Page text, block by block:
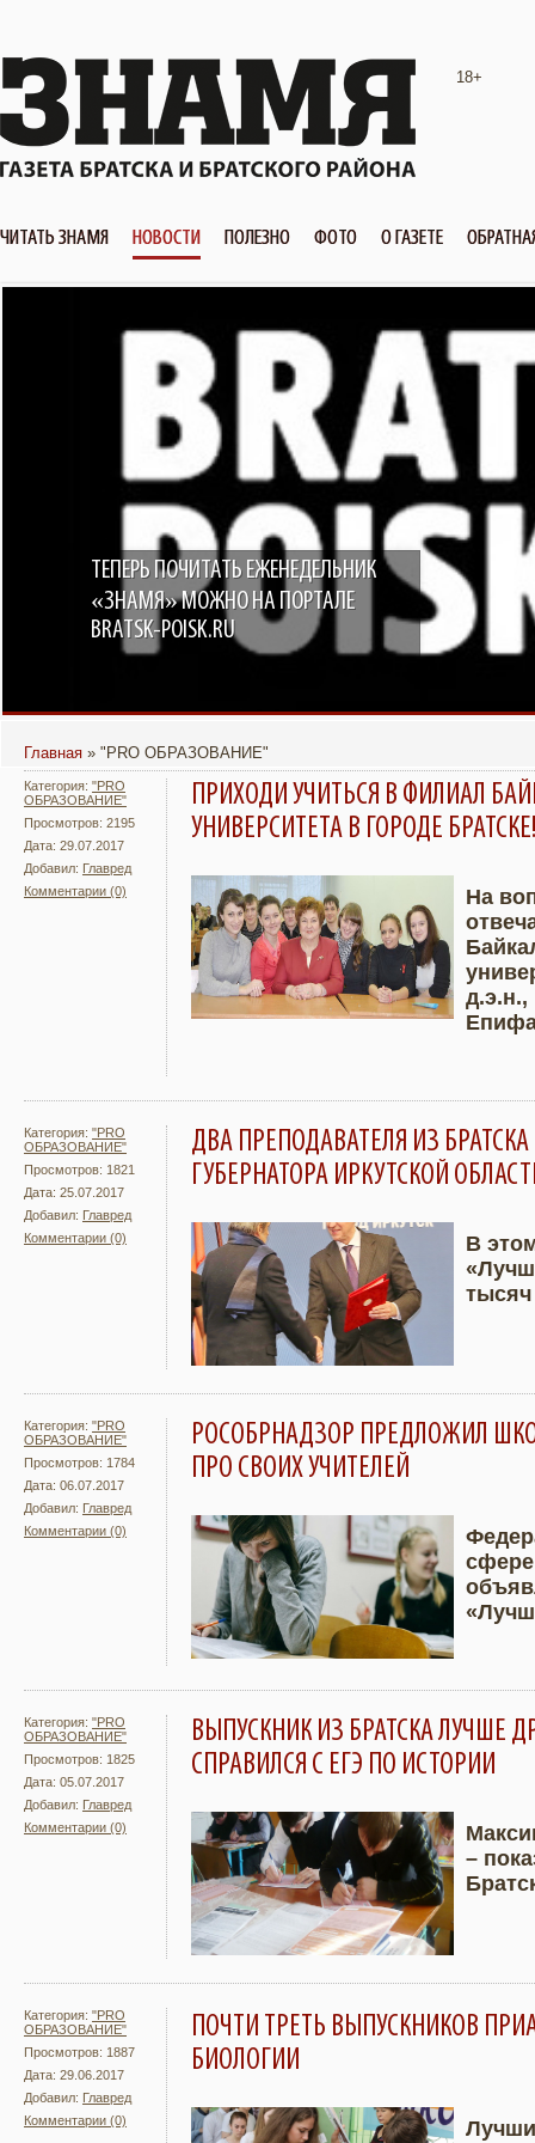
18+
ЧИТАТЬ ЗНАМЯ НОВОСТИ ПОЛЕЗНО ФОТО О ГАЗЕТЕ
ТЕПЕРЬ ПОЧИТАТЬ ЕЖЕНЕДЕЛЬНИК
«ЗНАМЯ» МОЖНО НА ПОРТАЛЕ
BRATSK-POISK.RU
Главная » "PRO ОБРАЗОВАНИЕ"
Категория: "PRO
ОБРАЗОВАНИЕ"
Просмотров: 2195
Дата: 29.07.2017
Добавил: Главред
Комментарии (0)
ПРИХОДИ УЧИТЬСЯ В ФИЛИАЛ
УНИВЕРСИТЕТА В ГОРОДЕ БРАТСКЕ!
Подробнее
На
Категория: "PRO
ОБРАЗОВАНИЕ"
Просмотров: 1821
Дата: 25.07.2017
Добавил: Главред
Комментарии (0)
ДВА ПРЕПОДАВАТЕЛЯ ИЗ
ГУБЕРНАТОРА ИРКУТСКОЙ
Подробнее
В
Категория: "PRO
ОБРАЗОВАНИЕ"
Просмотров: 1784
Дата: 06.07.2017
Добавил: Главред
Комментарии (0)
РОСОБРНАДЗОР ПРЕДЛОЖИЛ
ПРО СВОИХ УЧИТЕЛЕЙ
Подробнее
сфере
Категория: "PRO
ОБРАЗОВАНИЕ"
Просмотров: 1825
Дата: 05.07.2017
Добавил: Главред
Комментарии (0)
ВЫПУСКНИК ИЗ БРАТСКА ЛУЧШЕ
СПРАВИЛСЯ С ЕГЭ ПО ИСТОРИИ
Подробнее
–
Категория: "PRO
ОБРАЗОВАНИЕ"
Просмотров: 1887
Дата: 29.06.2017
Добавил: Главред
Комментарии (0)
ПОЧТИ ТРЕТЬ ВЫПУСКНИКОВ
БИОЛОГИИ